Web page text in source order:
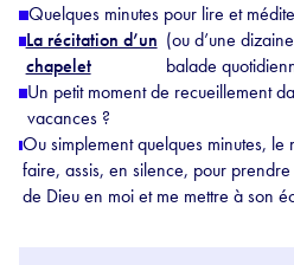
Quelques minutes pour lire et
La récitation d’un
chapelet
(ou d’une
balade
Un petit moment de recueillement
vacances ?
Ou simplement quelques minutes, le
faire, assis, en silence, pour
de Dieu en moi et me mettre à son